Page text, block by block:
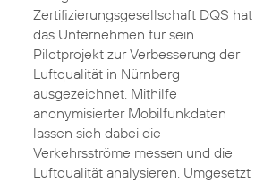
Zertifizierungsgesellschaft DQS hat
das Unternehmen für sein
Pilotprojekt zur Verbesserung der
Luftqualität in Nürnberg
ausgezeichnet. Mithilfe
anonymisierter Mobilfunkdaten
lassen sich dabei die
Verkehrsströme messen und die
Luftqualität analysieren. Umgesetzt